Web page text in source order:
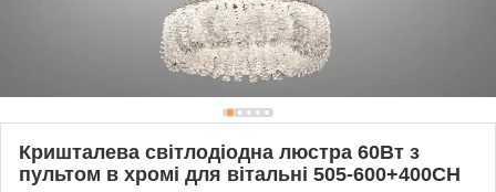
Кришталева світлодіодна люстра 60Вт з
пультом в хромі для вітальні 505-600+400CH